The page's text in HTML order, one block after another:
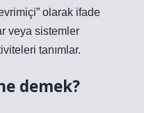
olarak ifade
veya sistemler
tanımlar.
demek?